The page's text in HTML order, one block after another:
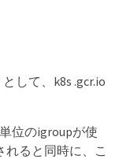
して、k8s .gcr.io
位のigroupが使
れると同時に、こ